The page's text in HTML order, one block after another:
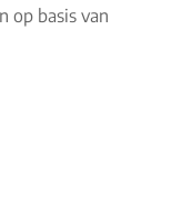
op basis van